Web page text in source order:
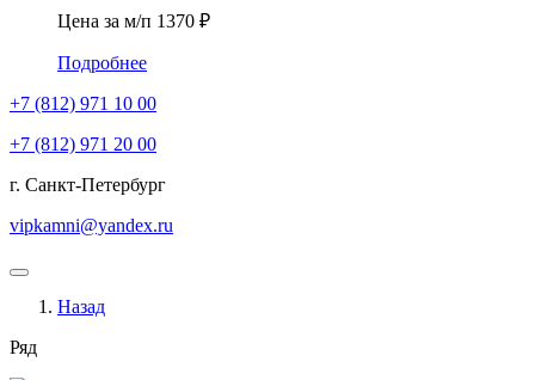
Цена за м/п 1370 ₽
Подробнее
+7 (812) 971 10 00
+7 (812) 971 20 00
г. Санкт-Петербург
vipkamni@yandex.ru
Назад
Ряд